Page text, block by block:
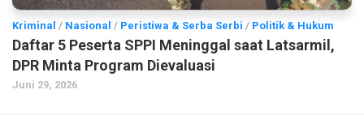
Kriminal / Nasional / Peristiwa & Serba Serbi / Politik & Hukum
Daftar 5 Peserta SPPI Meninggal saat Latsarmil,
DPR Minta Program Dievaluasi
Juni 29, 2026